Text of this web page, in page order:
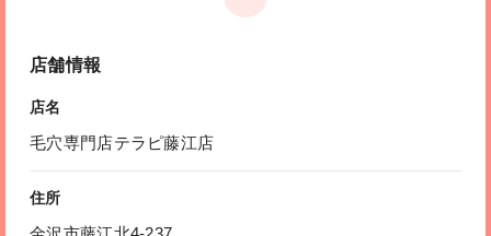
店舗情報
店名
毛穴専門店テラピ藤江店
住所